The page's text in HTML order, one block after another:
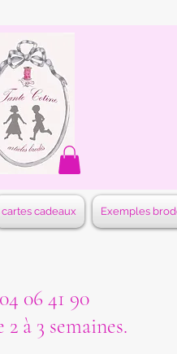
cartes cadeaux Exemples
06 41 90
à 3 semaines.